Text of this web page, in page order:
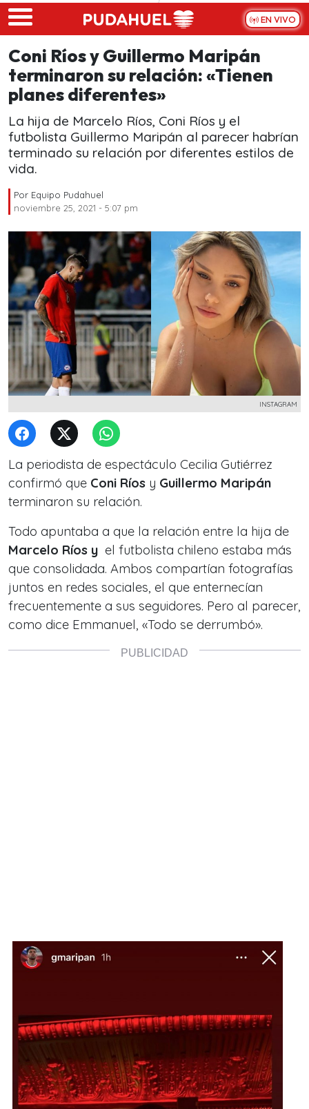
Skip to main content
EN VIVO
Coni Ríos y Guillermo Maripán
terminaron su relación: «Tienen
planes diferentes»
La hija de Marcelo Ríos, Coni Ríos y el
futbolista Guillermo Maripán al parecer habrían
terminado su relación por diferentes estilos de
vida.
Por Equipo Pudahuel
noviembre 25, 2021 - 5:07 pm
INSTAGRAM
La periodista de espectáculo Cecilia Gutiérrez
confirmó que Coni Ríos y Guillermo Maripán
terminaron su relación.
Todo apuntaba a que la relación entre la hija de
Marcelo Ríos y el futbolista chileno estaba más
que consolidada. Ambos compartían fotografías
juntos en redes sociales, el que enternecían
frecuentemente a sus seguidores. Pero al parecer,
como dice Emmanuel, «Todo se derrumbó».